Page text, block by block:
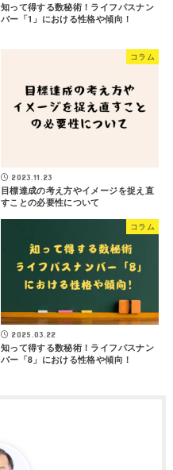
知って得する数秘術！ライフパスナン
バー「1」における性格や傾向！
コラム
2023.11.23
目標達成の考え方やイメージを捉え直
すことの必要性について
コラム
2025.03.22
知って得する数秘術！ライフパスナン
バー「8」における性格や傾向！